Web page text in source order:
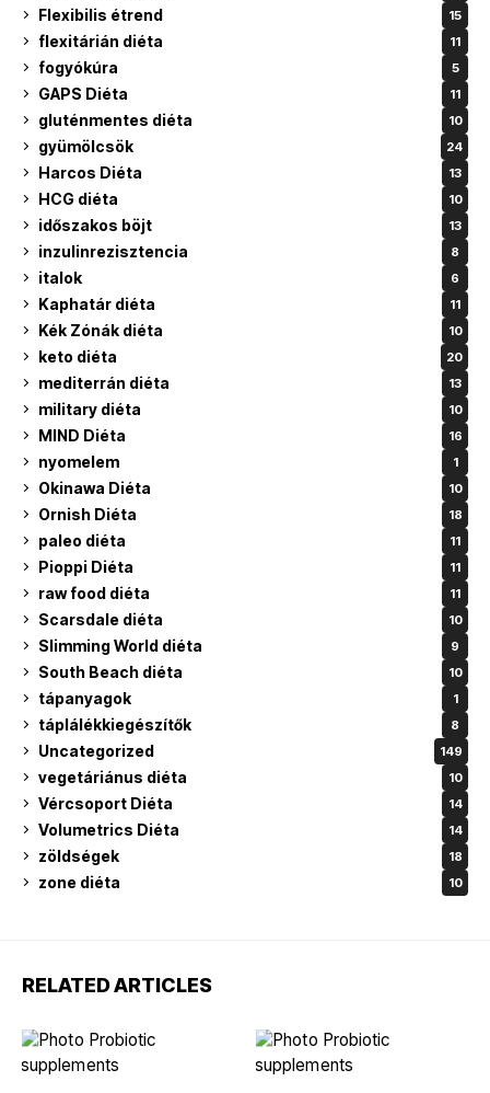
Flexibilis étrend 15
flexitárián diéta 11
fogyókúra 5
GAPS Diéta 11
gluténmentes diéta 10
gyümölcsök 24
Harcos Diéta 13
HCG diéta 10
időszakos böjt 13
inzulinrezisztencia 8
italok 6
Kaphatár diéta 11
Kék Zónák diéta 10
keto diéta 20
mediterrán diéta 13
military diéta 10
MIND Diéta 16
nyomelem 1
Okinawa Diéta 10
Ornish Diéta 18
paleo diéta 11
Pioppi Diéta 11
raw food diéta 11
Scarsdale diéta 10
Slimming World diéta 9
South Beach diéta 10
tápanyagok 1
táplálékkiegészítők 8
Uncategorized 149
vegetáriánus diéta 10
Vércsoport Diéta 14
Volumetrics Diéta 14
zöldségek 18
zone diéta 10
RELATED ARTICLES